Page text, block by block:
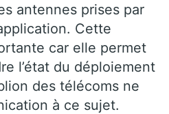
antennes prises par
Cette
car elle permet
l’état du déploiement
des télécoms ne
à ce sujet.